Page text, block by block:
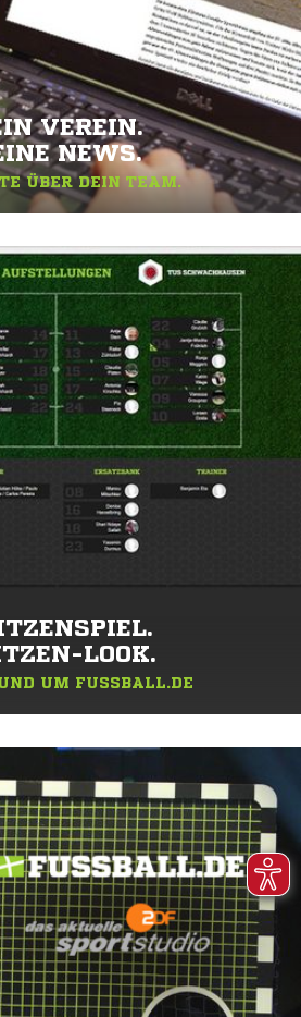
VEREIN.
NEWS.
ÜBER DEIN TEAM.
LOOK.
UM FUSSBALL.DE